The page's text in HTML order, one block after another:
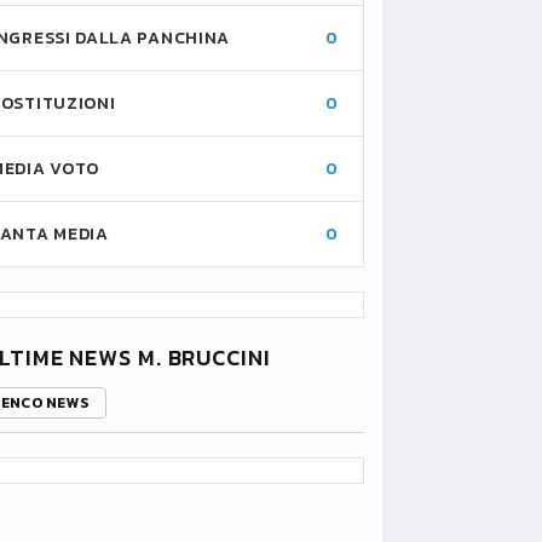
DALLA PANCHINA 0
0
VOTO 0
MEDIA 0
NEWS M. BRUCCINI
NEWS